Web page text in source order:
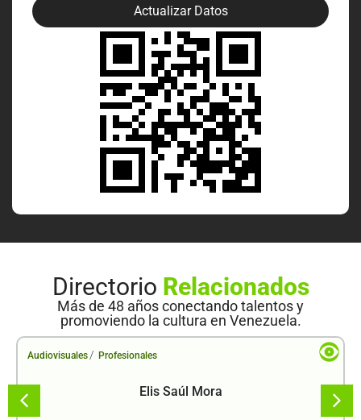
Actualizar Datos
Directorio Relacionados
Más de 48 años conectando talentos y
promoviendo la cultura en Venezuela.
Audiovisuales / Profesionales
Elis Saúl Mora